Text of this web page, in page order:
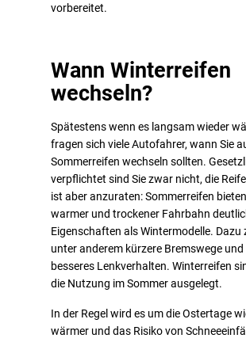
vorbereitet.
Wann Winterreifen
wechseln?
Spätestens wenn es langsam wieder
fragen sich viele Autofahrer, wann Sie
Sommerreifen wechseln sollten.
verpflichtet sind Sie zwar nicht, die
ist aber anzuraten: Sommerreifen
warmer und trockener Fahrbahn
Eigenschaften als Wintermodelle. Dazu
unter anderem kürzere Bremswege und
besseres Lenkverhalten. Winterreifen
die Nutzung im Sommer ausgelegt.
In der Regel wird es um die Ostertage
wärmer und das Risiko von